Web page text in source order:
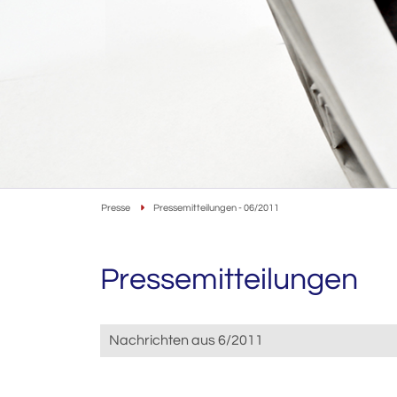
Presse Pressemitteilungen - 06/2011
Pressemitteilungen
Nachrichten aus 6/2011